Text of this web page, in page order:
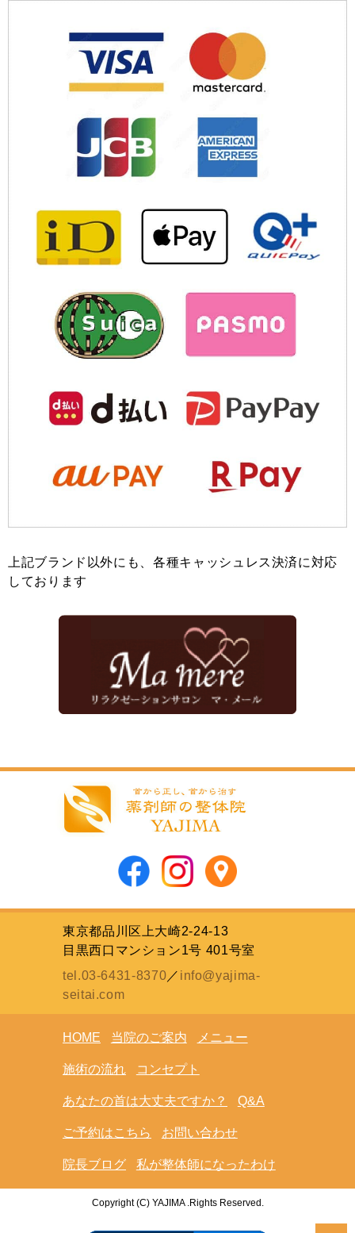
上記ブランド以外にも、各種キャッシュレス決済に対応
しております
東京都品川区上大崎2-24-13
目黒西口マンション1号 401号室
tel.03-6431-8370／ info@yajima-
seitai.com
HOME 当院のご案内 メニュー
施術の流れ コンセプト
あなたの首は大丈夫ですか？ Q&A
ご予約はこちら お問い合わせ
院長ブログ 私が整体師になったわけ
Copyright (C) YAJIMA .Rights Reserved.